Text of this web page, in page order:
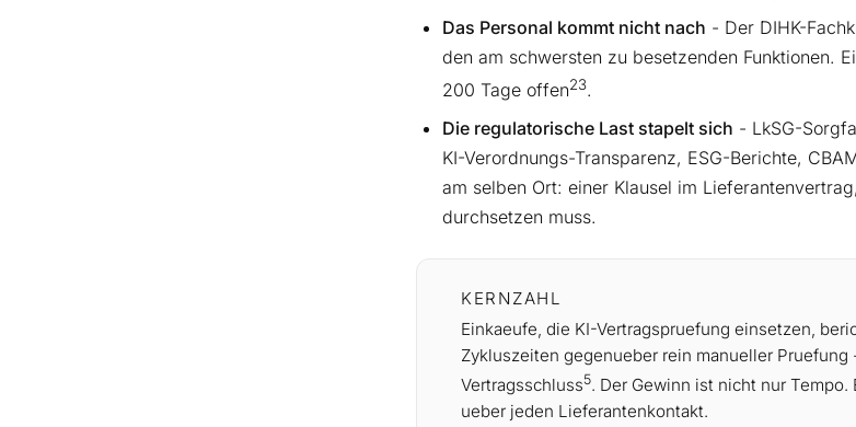
Das Personal kommt nicht nach - Der DIHK-
den am schwersten zu besetzenden Funktionen.
200 Tage offen23.
Die regulatorische Last stapelt sich - LkSG-
KI-Verordnungs-Transparenz, ESG-Berichte,
am selben Ort: einer Klausel im
durchsetzen muss.
KERNZAHL
Einkaeufe, die KI-Vertragspruefung einsetzen,
Zykluszeiten gegenueber rein manueller
Vertragsschluss5. Der Gewinn ist nicht nur
ueber jeden Lieferantenkontakt.